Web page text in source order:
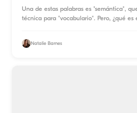
Una de estas palabras es "semántica",
técnica para "vocabulario". Pero, ¿qué
Natalie Barnes